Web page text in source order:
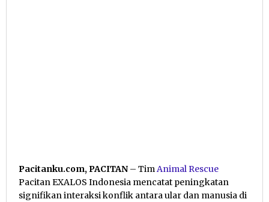
Pacitanku.com, PACITAN – TimAnimal Rescue
Pacitan EXALOS Indonesia mencatat peningkatan
signifikan interaksi konflik antara ular dan manusia di